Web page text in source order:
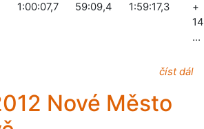
1:00:07,7 59:09,4 1:59:17,3
+
…
číst dál
Nové Město